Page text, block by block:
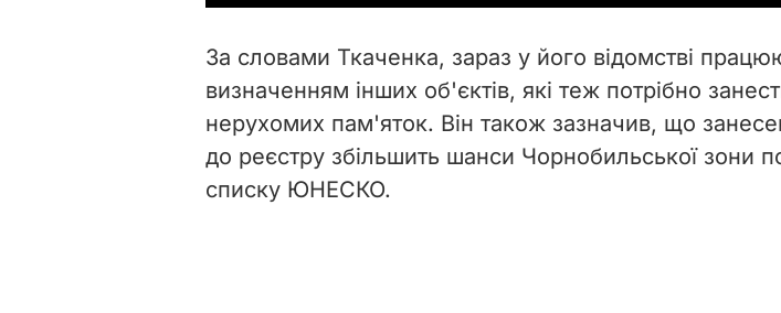
i
d
За словами Ткаченка, зараз у його відомстві
визначенням інших об'єктів, які теж потрібно
нерухомих пам'яток. Він також зазначив, що
до реєстру збільшить шанси Чорнобильської зони
списку ЮНЕСКО.